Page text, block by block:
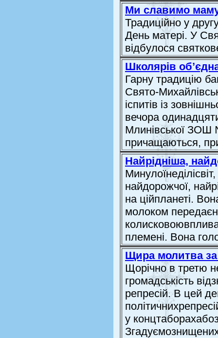
Ми славимо
Традиційно у
День матері. У
відбулося
Школярів
Гарну традицію
Свято-
іспитів із
вечора
Млинівської ЗОШ
причащаються,
Найрідніша,
найдорожчої,
на ційпланеті.
молоком
племені. Вона
Щира молитва за
Щорічно в третю
громадськість
репресій. В цей
у